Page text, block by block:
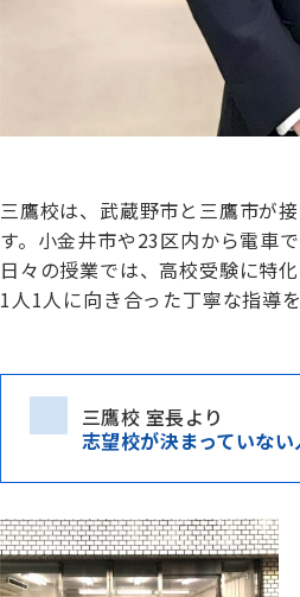
三鷹校は、武蔵野市と三鷹市が
す。小金井市や23区内から電車
日々の授業では、高校受験に特
1人1人に向き合った丁寧な指導
三鷹校 室長より
志望校が決まっていな